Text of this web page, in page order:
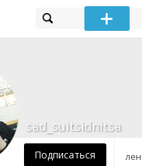
sad_suitsidnitsa
Подписаться